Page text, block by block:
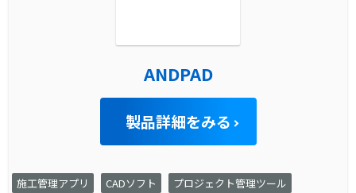
ANDPAD
製品詳細をみる
施工管理アプリ CADソフト プロジェクト管理ツール